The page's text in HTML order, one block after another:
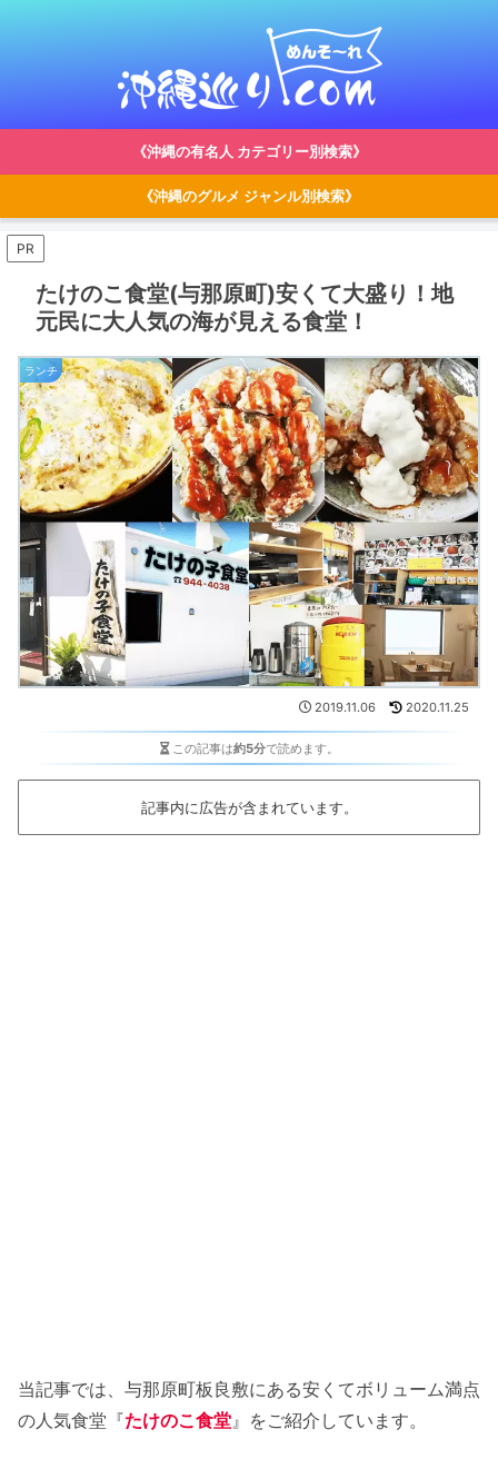
《沖縄の有名人 カテゴリー別検索》
《沖縄のグルメ ジャンル別検索》
PR
たけのこ食堂(与那原町)安くて大盛り！地
元民に大人気の海が見える食堂！
ランチ
2019.11.06 2020.11.25
この記事は約5分で読めます。
記事内に広告が含まれています。
当記事では、与那原町板良敷にある安くてボリューム満点
の人気食堂『たけのこ食堂 』をご紹介しています。